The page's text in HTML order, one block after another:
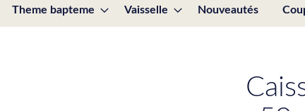
Theme bapteme Vaisselle Nouveautés